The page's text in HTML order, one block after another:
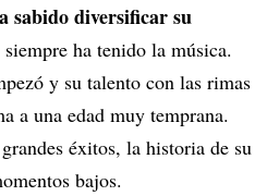
sabido diversificar su
ha tenido la música.
y su talento con las rimas
a una edad muy temprana.
éxitos, la historia de su
bajos.